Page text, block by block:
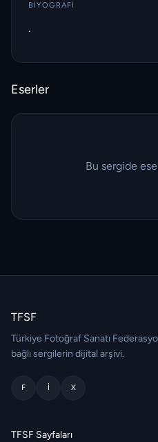
BIYOGRAFI
.
Eserler
Bu sergide
TFSF
Türkiye Fotoğraf Sanatı
bağlı sergilerin dijital arşivi.
F I X
TFSF Sayfaları